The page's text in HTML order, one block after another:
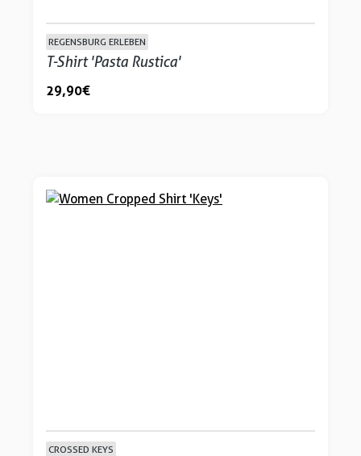
REGENSBURG ERLEBEN
T-Shirt 'Pasta Rustica'
29,90 €
CROSSED KEYS